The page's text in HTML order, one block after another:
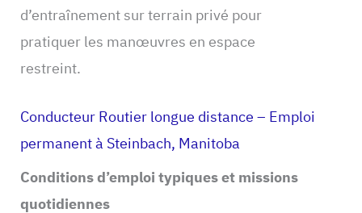
d’entraînement sur terrain privé pour
pratiquer les manœuvres en espace
restreint.
Conducteur Routier longue distance – Emploi
permanent à Steinbach, Manitoba
Conditions d’emploi typiques et missions
quotidiennes